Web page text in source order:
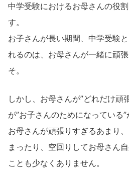
中学受験におけるお母さんの役
す。
お子さんが長い期間、中学受験
れるのは、お母さんが一緒に頑
そ。
しかし、お母さんが”どれだけ頑
が”お子さんのためになっている”
お母さんが頑張りすぎるあまり
まったり、空回りしてお母さん
ことも少なくありません。